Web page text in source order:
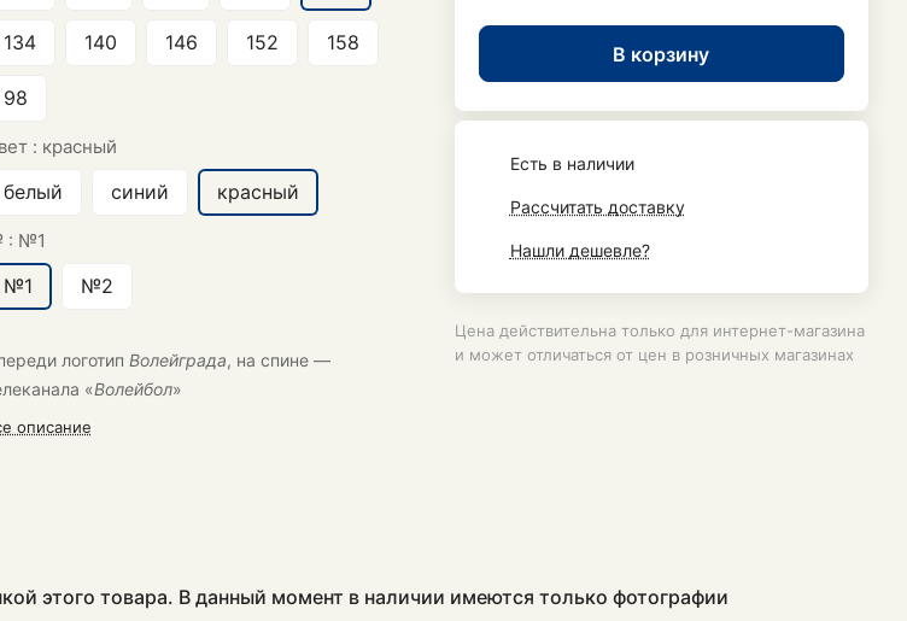
134 140 146 152 158
98
: красный
белый синий красный
: №1
№1 №2
логотип Волейграда, на спине —
«Волейбол»
описание
В корзину
Есть в наличии
Рассчитать доставку
Нашли дешевле?
Цена действительна только для интернет-магазина
и может отличаться от цен в розничных магазинах
этого товара. В данный момент в наличии имеются только фотографии